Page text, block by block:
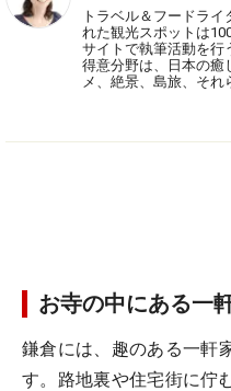
トラベル＆フードラ
れた観光スポットは
サイトで執筆活動を行
得意分野は、日本の癒
メ、絶景、島旅、それ
お寺の中にある一
鎌倉には、趣のある一軒
す。路地裏や住宅街に佇